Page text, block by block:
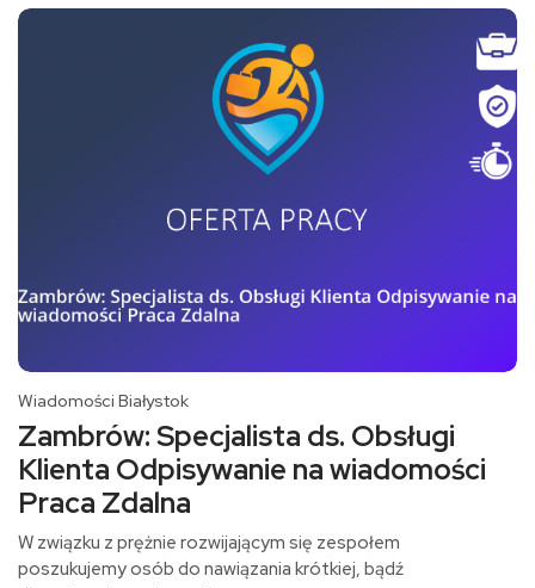
Wiadomości Białystok
Zambrów: Specjalista ds. Obsługi
Klienta Odpisywanie na wiadomości
Praca Zdalna
W związku z prężnie rozwijającym się zespołem
poszukujemy osób do nawiązania krótkiej, bądź